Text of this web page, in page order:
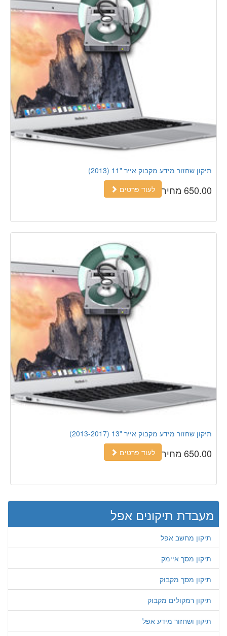
תיקון שחזור מידע מקבוק אייר "11 (2013)
לעוד פרטים
650.00 מחיר
תיקון שחזור מידע מקבוק אייר "13 (2013-2017)
לעוד פרטים
650.00 מחיר
מעבדת תיקונים אפל
תיקון מחשב אפל
תיקון מסך איימק
תיקון מסך מקבוק
תיקון רמקולים מקבוק
תיקון ושחזור מידע אפל